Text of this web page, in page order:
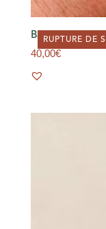
RUPTURE DE
Bague Daman
40,00€